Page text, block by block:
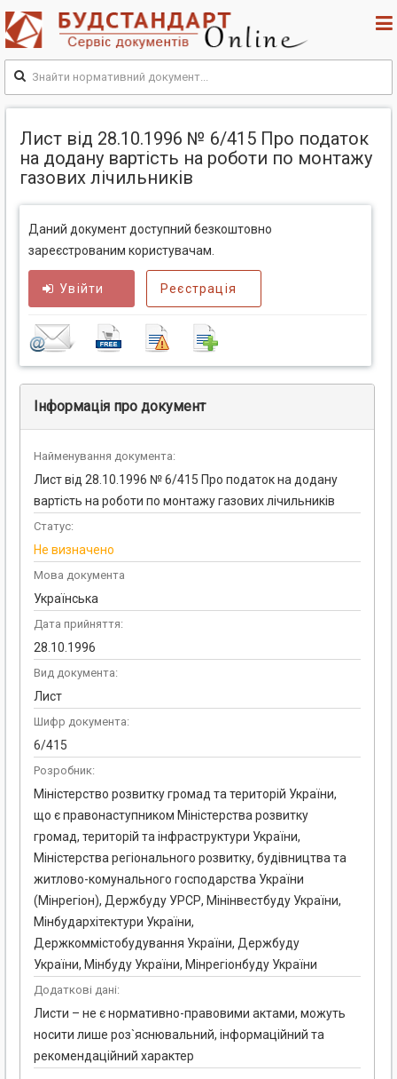
Лист від 28.10.1996 № 6/415 Про податок
на додану вартість на роботи по монтажу
газових лічильників
Даний документ доступний безкоштовно
зареєстрованим користувачам.
Увійти Реєстрація
Інформація про документ
Найменування документа:
Лист від 28.10.1996 № 6/415 Про податок на додану
вартість на роботи по монтажу газових лічильників
Статус:
Не визначено
Мова документа
Українська
Дата прийняття:
28.10.1996
Вид документа:
Лист
Шифр документа:
6/415
Розробник:
Міністерство розвитку громад та територій України,
що є правонаступником Міністерства розвитку
громад, територій та інфраструктури України,
Міністерства регіонального розвитку, будівництва та
житлово-комунального господарства України
(Мінрегіон), Держбуду УРСР, Мінінвестбуду України,
Мінбудархітектури України,
Держкоммістобудування України, Держбуду
України, Мінбуду України, Мінрегіонбуду України
Додаткові дані:
Листи – не є нормативно-правовими актами, можуть
носити лише роз`яснювальний, інформаційний та
рекомендаційний характер